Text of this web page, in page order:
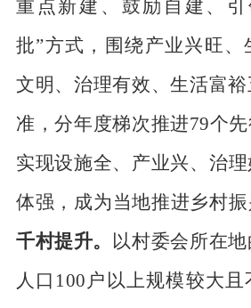
重点新建、鼓励自建、引
批”方式，围绕产业兴旺、
文明、治理有效、生活富裕
准，分年度梯次推进79个
实现设施全、产业兴、治
体强，成为当地推进乡村
千村提升。
以村委会所在地
人口 100 户以上规模较大